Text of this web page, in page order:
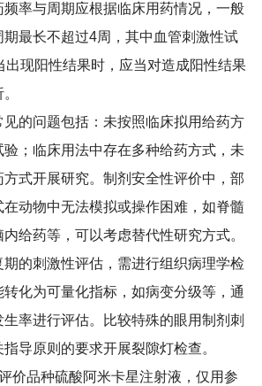
率与周期应根据临床用药情况，一般
最长不超过4周，其中血管刺激性试
出现阳性结果时，应当对造成阳性结果
的问题包括：未按照临床拟用给药方
；临床用法中存在多种给药方式，未
式开展研究。制剂安全性评价中，部
动物中无法模拟或操作困难，如脊髓
给药等，可以考虑替代性研究方式。
的刺激性评估，需进行组织病理学检
化为可量化指标，如病变分级等，通
率进行评估。比较特殊的眼用制剂刺
导原则的要求开展裂隙灯检查。
价品种硫酸阿米卡星注射液，仅用参